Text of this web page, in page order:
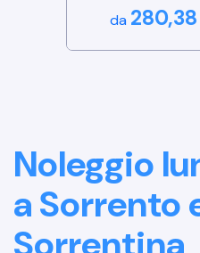
da 280,38
Noleggio
a Sorrento